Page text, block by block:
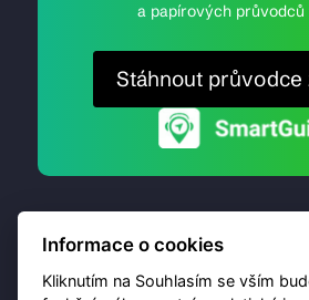
a papírových průvodců
Stáhnout průvodce
Informace o cookies
Kliknutím na Souhlasím se vším